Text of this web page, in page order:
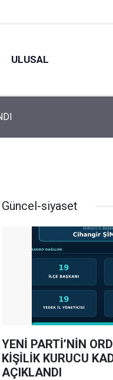
ULUSAL
Güncel-siyaset
YENİ PARTİ’NİN
KİŞİLİK KURUCU
AÇIKLANDI